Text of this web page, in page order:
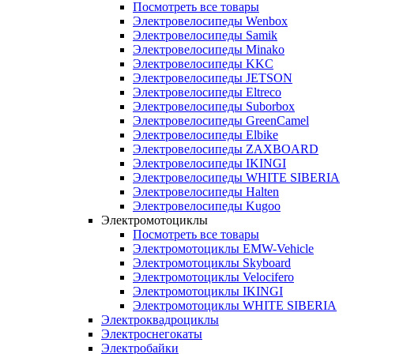
Посмотреть все товары
Электровелосипеды Wenbox
Электровелосипеды Samik
Электровелосипеды Minako
Электровелосипеды KKC
Электровелосипеды JETSON
Электровелосипеды Eltreco
Электровелосипеды Suborbox
Электровелосипеды GreenCamel
Электровелосипеды Elbike
Электровелосипеды ZAXBOARD
Электровелосипеды IKINGI
Электровелосипеды WHITE SIBERIA
Электровелосипеды Halten
Электровелосипеды Kugoo
Электромотоциклы
Посмотреть все товары
Электромотоциклы EMW-Vehicle
Электромотоциклы Skyboard
Электромотоциклы Velocifero
Электромотоциклы IKINGI
Электромотоциклы WHITE SIBERIA
Электроквадроциклы
Электроснегокаты
Электробайки